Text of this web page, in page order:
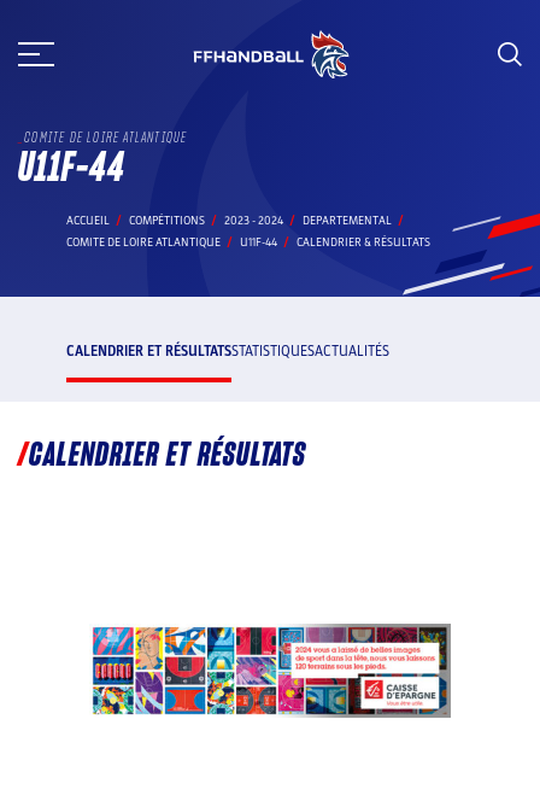
au
COMITE DE LOIRE ATLANTIQUE
U11F-44
ACCUEIL COMPÉTITIONS 2023 - 2024
DEPARTEMENTAL
COMITE DE LOIRE ATLANTIQUE
U11F-44 CALENDRIER & RÉSULTATS
CALENDRIER ET RÉSULTATSSTATISTIQUESACTUALITÉS
CALENDRIER ET RÉSULTATS